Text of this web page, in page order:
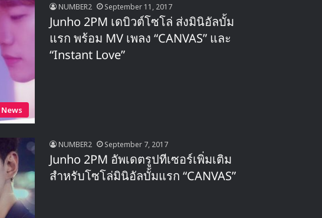
News
NUMBER2 September 11, 2017
Junho 2PM เดบิวต์โซโล่ ส่งมินิอัลบั้ม
แรก พร้อม MV เพลง “CANVAS” และ
“Instant Love”
NUMBER2 September 7, 2017
Junho 2PM อัพเดตรูปทีเซอร์เพิ่มเติม
สำหรับโซโล่มินิอัลบั้มแรก “CANVAS”